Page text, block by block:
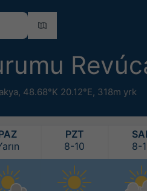
, 48.68°K 20.12°E, 318m yrk
PZT
8-10
8-